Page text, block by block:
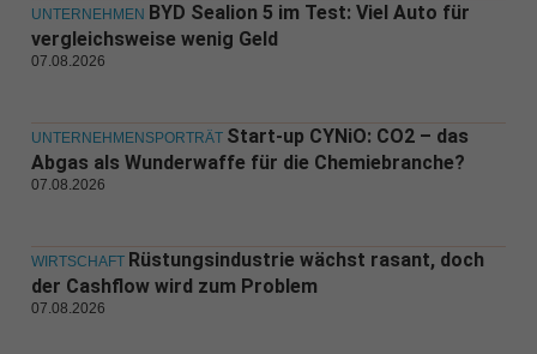
UNTERNEHMEN BYD Sealion 5 im Test: Viel Auto für
vergleichsweise wenig Geld
07.08.2026
UNTERNEHMENSPORTRÄT Start-up CYNiO: CO2 – das
Abgas als Wunderwaffe für die Chemiebranche?
07.08.2026
WIRTSCHAFT Rüstungsindustrie wächst rasant, doch
der Cashflow wird zum Problem
07.08.2026